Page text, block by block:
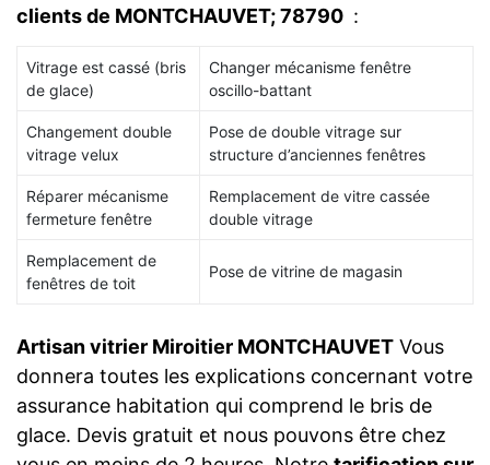
clients de MONTCHAUVET; 78790 :
Vitrage est cassé (bris
de glace)
Changer mécanisme fenêtre
oscillo-battant
Changement double
vitrage velux
Pose de double vitrage sur
structure d’anciennes fenêtres
Réparer mécanisme
fermeture fenêtre
Remplacement de vitre cassée
double vitrage
Remplacement de
fenêtres de toit
Pose de vitrine de magasin
Artisan vitrier Miroitier MONTCHAUVET Vous
donnera toutes les explications concernant votre
assurance habitation qui comprend le bris de
glace. Devis gratuit et nous pouvons être chez